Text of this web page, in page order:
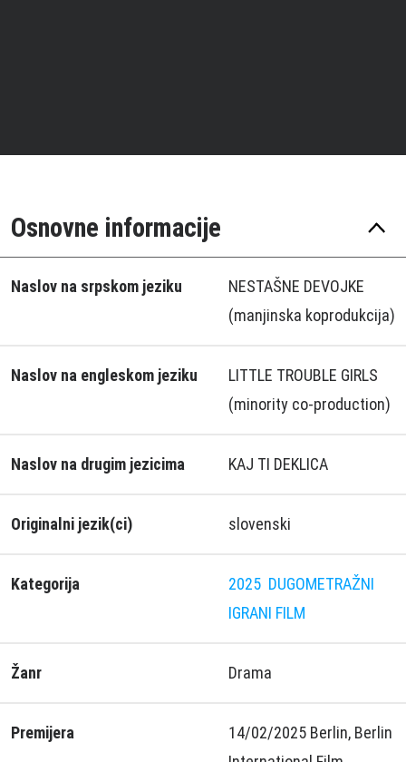
Osnovne informacije
Naslov na srpskom jeziku
NESTAŠNE DEVOJKE
(manjinska koprodukcija)
Naslov na engleskom jeziku
LITTLE TROUBLE GIRLS
(minority co-production)
Naslov na drugim jezicima KAJ TI DEKLICA
Originalni jezik(ci) slovenski
Kategorija 2025 DUGOMETRAŽNI
IGRANI FILM
Žanr Drama
Premijera
14/02/2025 Berlin, Berlin